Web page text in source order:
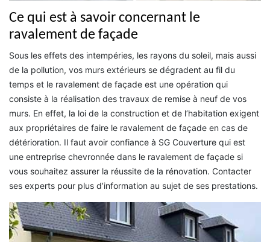
Ce qui est à savoir concernant le
ravalement de façade
Sous les effets des intempéries, les rayons du soleil, mais aussi
de la pollution, vos murs extérieurs se dégradent au fil du
temps et le ravalement de façade est une opération qui
consiste à la réalisation des travaux de remise à neuf de vos
murs. En effet, la loi de la construction et de l’habitation exigent
aux propriétaires de faire le ravalement de façade en cas de
détérioration. Il faut avoir confiance à SG Couverture qui est
une entreprise chevronnée dans le ravalement de façade si
vous souhaitez assurer la réussite de la rénovation. Contacter
ses experts pour plus d’information au sujet de ses prestations.